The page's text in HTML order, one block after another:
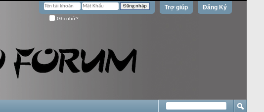
Đăng Ký
Trợ giúp
Ghi nhớ?